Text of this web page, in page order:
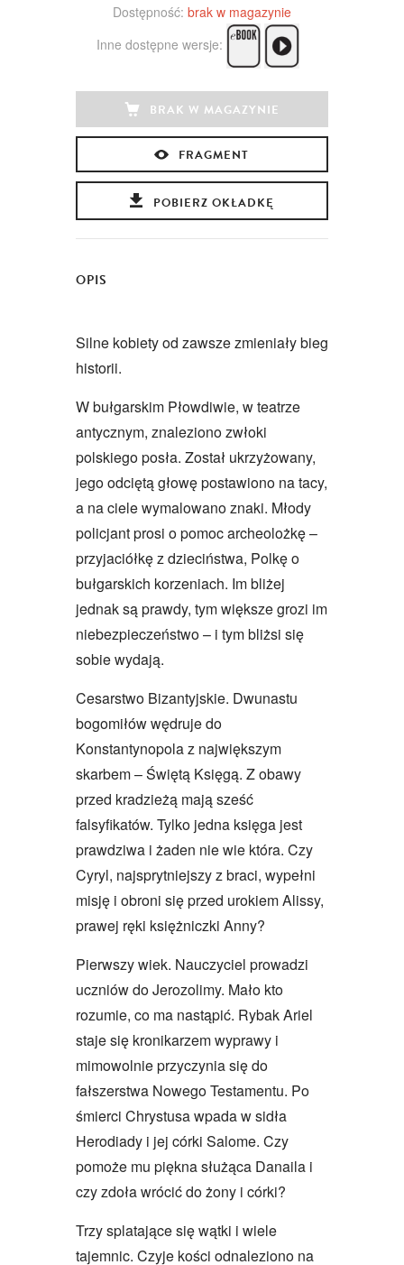
Dostępność: brak w magazynie
Inne dostępne wersje:
BRAK W MAGAZYNIE
FRAGMENT
POBIERZ OKŁADKĘ
OPIS
Silne kobiety od zawsze zmieniały bieg
historii.
W bułgarskim Płowdiwie, w teatrze
antycznym, znaleziono zwłoki
polskiego posła. Został ukrzyżowany,
jego odciętą głowę postawiono na tacy,
a na ciele wymalowano znaki. Młody
policjant prosi o pomoc archeolożkę –
przyjaciółkę z dzieciństwa, Polkę o
bułgarskich korzeniach. Im bliżej
jednak są prawdy, tym większe grozi im
niebezpieczeństwo – i tym bliżsi się
sobie wydają.
Cesarstwo Bizantyjskie. Dwunastu
bogomiłów wędruje do
Konstantynopola z największym
skarbem – Świętą Księgą. Z obawy
przed kradzieżą mają sześć
falsyfikatów. Tylko jedna księga jest
prawdziwa i żaden nie wie która. Czy
Cyryl, najsprytniejszy z braci, wypełni
misję i obroni się przed urokiem Alissy,
prawej ręki księżniczki Anny?
Pierwszy wiek. Nauczyciel prowadzi
uczniów do Jerozolimy. Mało kto
rozumie, co ma nastąpić. Rybak Ariel
staje się kronikarzem wyprawy i
mimowolnie przyczynia się do
fałszerstwa Nowego Testamentu. Po
śmierci Chrystusa wpada w sidła
Herodiady i jej córki Salome. Czy
pomoże mu piękna służąca Danaila i
czy zdoła wrócić do żony i córki?
Trzy splatające się wątki i wiele
tajemnic. Czyje kości odnaleziono na